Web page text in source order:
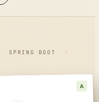
SPRING BOOT
/
A